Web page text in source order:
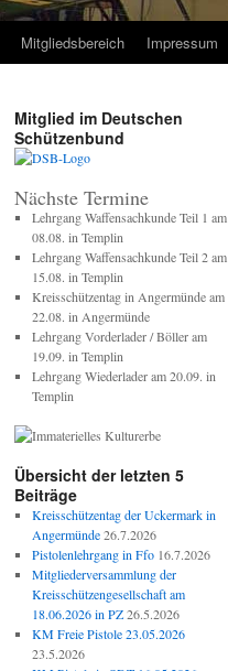
Mitgliedsbereich Impressum
Mitglied im Deutschen
Schützenbund
Nächste Termine
Lehrgang Waffensachkunde Teil 1 am
08.08. in Templin
Lehrgang Waffensachkunde Teil 2 am
15.08. in Templin
Kreisschützentag in Angermünde am
22.08. in Angermünde
Lehrgang Vorderlader / Böller am
19.09. in Templin
Lehrgang Wiederlader am 20.09. in
Templin
Übersicht der letzten 5
Beiträge
Kreisschützentag der Uckermark in
Angermünde 26.7.2026
Pistolenlehrgang in Ffo 16.7.2026
Mitgliederversammlung der
Kreisschützengesellschaft am
18.06.2026 in PZ 26.5.2026
KM Freie Pistole 23.05.2026
23.5.2026